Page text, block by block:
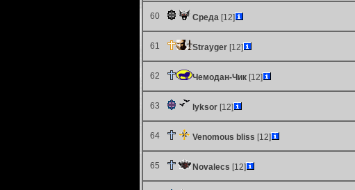
60 Среда [12]
61 Strayger [12]
62 Чемодан-Чик [12]
63 lyksor [12]
64 Venomous bliss [12]
65 Novalecs [12]